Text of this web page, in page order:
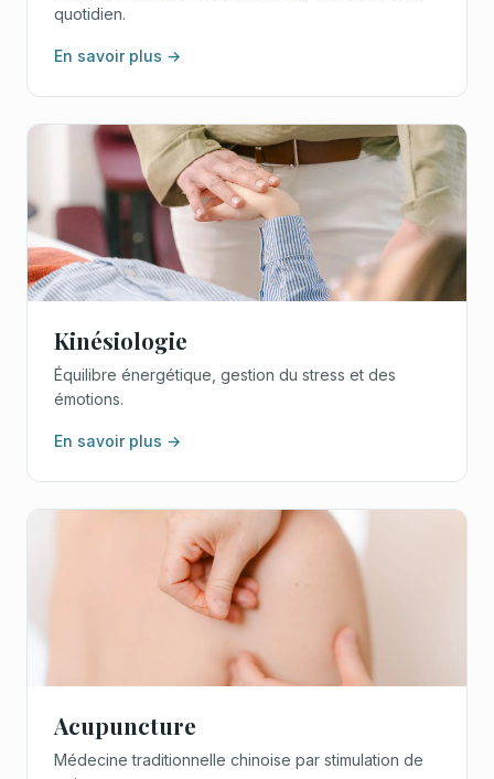
quotidien.
En savoir plus →
Kinésiologie
Équilibre énergétique, gestion du stress et des
émotions.
En savoir plus →
Acupuncture
Médecine traditionnelle chinoise par stimulation de